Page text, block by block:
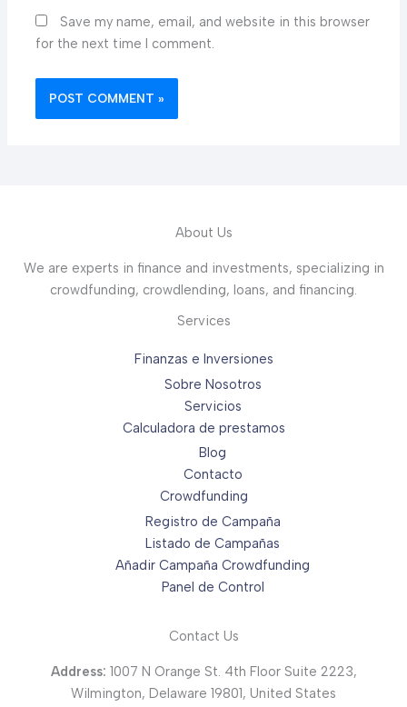
Save my name, email, and website in this browser
for the next time I comment.
About Us
We are experts in finance and investments, specializing in
crowdfunding, crowdlending, loans, and financing.
Services
Finanzas e Inversiones
Sobre Nosotros
Servicios
Calculadora de prestamos
Blog
Contacto
Crowdfunding
Registro de Campaña
Listado de Campañas
Añadir Campaña Crowdfunding
Panel de Control
Contact Us
Address: 1007 N Orange St. 4th Floor Suite 2223,
Wilmington, Delaware 19801, United States